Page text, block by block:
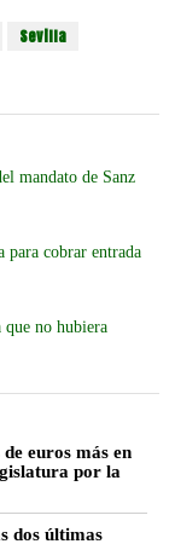
Sevilla
mandato de Sanz
para cobrar entrada
que no hubiera
euros más en
por la
dos últimas